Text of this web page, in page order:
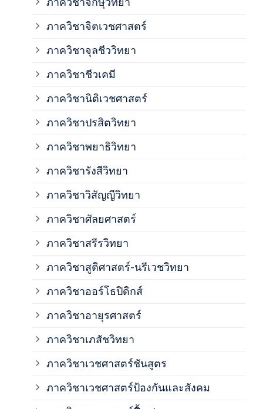
ภาควิชาจิตเวชศาสตร์
ภาควิชาจุลชีววิทยา
ภาควิชาชีวเคมี
ภาควิชานิติเวชศาสตร์
ภาควิชาปรสิตวิทยา
ภาควิชาพยาธิวิทยา
ภาควิชารังสีวิทยา
ภาควิชาวิสัญญีวิทยา
ภาควิชาศัลยศาสตร์
ภาควิชาสรีรวิทยา
ภาควิชาสูติศาสตร์-นรีเวชวิทยา
ภาควิชาออร์โธปิดิกส์
ภาควิชาอายุรศาสตร์
ภาควิชาเภสัชวิทยา
ภาควิชาเวชศาสตร์ชันสูตร
ภาควิชาเวชศาสตร์ป้องกันและสังคม